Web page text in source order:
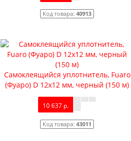
Код товара:40913
Самоклеящийся уплотнитель, Fuaro
(Фуаро) D 12х12 мм, черный (150 м)
10 637 р.
Код товара:43011